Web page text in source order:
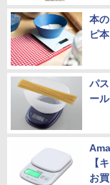
本
ピ
パ
ー
【
お